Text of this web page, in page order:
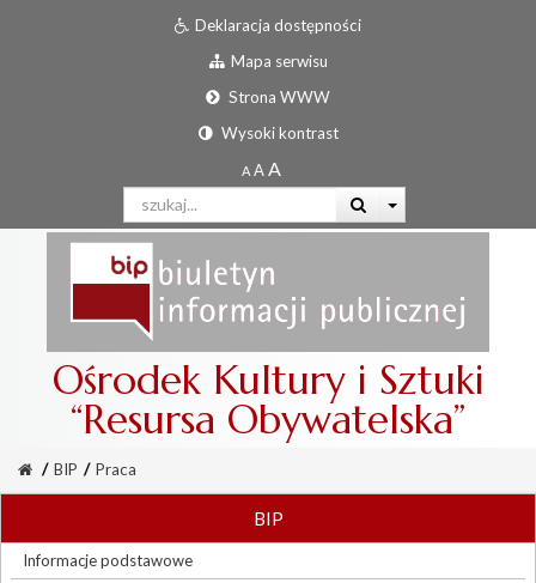
Deklaracja dostępności
Mapa serwisu
Strona WWW
Wysoki kontrast
Ośrodek Kultury i Sztuki
“Resursa Obywatelska”
/ BIP / Praca
BIP
Informacje podstawowe